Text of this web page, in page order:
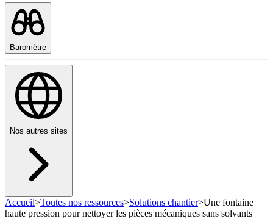
Baromètre
Nos autres sites
Accueil>Toutes nos ressources>Solutions chantier>Une fontaine
haute pression pour nettoyer les pièces mécaniques sans solvants